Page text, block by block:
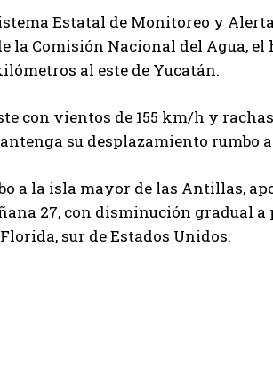
Estatal de Monitoreo y
la Comisión Nacional del Agua,
al este de Yucatán.
con vientos de 155 km/h y rachas
su desplazamiento rumbo
a la isla mayor de las Antillas,
27, con disminución gradual
sur de Estados Unidos.